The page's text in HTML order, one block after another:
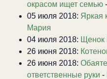
окрасом ищет семью -
05 июля 2018: Яркая
Мария
04 июля 2018: Щенок
26 июня 2018:
26 июня 2018:
ответственные руки -